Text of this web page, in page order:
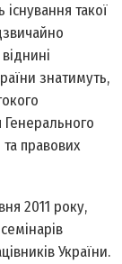
такої
знатимуть,
правових
2011 року,
України.